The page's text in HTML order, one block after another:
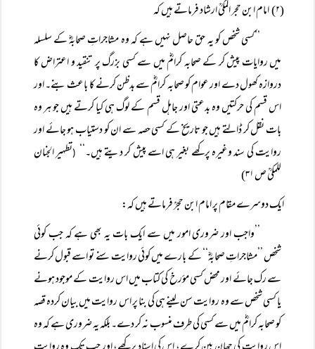
(۲) امام ابن حجر المکیؒ ارشاد فرماتے ہیں کہ
’’کسی شخص کو یہ حق حاصل نہیں ہے کہ وہ مشاجراتِ صحابہؓ کے سلسلہ
میں روایات پیش کر کے صحابہ کرامؓ میں سے کسی بزرگ پر تنقید و اعتراض کا
دروازہ کھول دے اور عوام کو صحابہ کرامؓ سے بدظن کرنے کا باعث بنے۔ اور
اس قسم کی حرکتیں وہ بدعتی اور جاہل قسم کے لوگ ہی کیا کرتے ہیں جو ہر وہ
بات نقل کر ڈالتے ہیں جو تاریخ کے کسی حصہ سے ان کو دستیاب ہو جائے اور
روایت کی سند وغیرہ پرکھے بغیر ہی اسے پیش کر دیتے ہیں۔‘‘
(تطہیر الجنان
للمکیؒ ص ۳۱)
ایک دوسرے مقام پر امام ابن حجرؒ فرماتے ہیں کہ:
’’واجب اور ضروری امور میں سے ایک بات یہ بھی ہے کہ جب کوئی
شخص ’’مشاجراتِ صحابہؓ‘‘ کے بارے میں کوئی روایت سنے تو اسے قبول کرنے
سے رک جائے اور محض کسی مؤرخ کی کتاب میں اس روایت کے موجود ہونے
یا کسی شخص سے وہ روایت سن لینے ہی کی بنا پر اس روایت میں بیان کردہ قصہ
کو صحابہ کرامؓ میں سے کسی کی طرف منسوب نہ کر دے۔ بلکہ یہ ضروری ہے کہ وہ